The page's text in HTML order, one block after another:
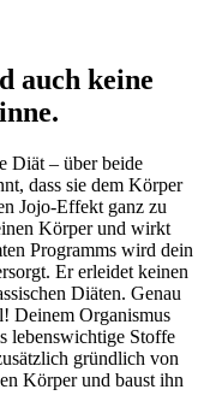
auch keine
Diät – über beide
dass sie dem Körper
Jojo-Effekt ganz zu
Körper und wirkt
Programms wird dein
Er erleidet keinen
Diäten. Genau
Deinem Organismus
lebenswichtige Stoffe
gründlich von
Körper und baust ihn